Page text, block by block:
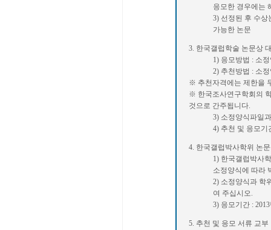
응모한 경우에는
3) 선정된 후 수상
가능한 논문
3. 한국갤럽학술 논문상
1) 응모방법 : 소
2) 추천방법 : 소
※ 추천자격에는 제한을
※ 한국조사연구학회의
것으로 간주됩니다.
3) 소정양식파일
4) 추천 및 응모기
4. 한국갤럽박사학위 논
1) 한국갤럽박사
소정양식에 따라
2) 소정양식과 학
여 주십시오.
3) 응모기간 :
5. 추천 및 응모 서류 교부